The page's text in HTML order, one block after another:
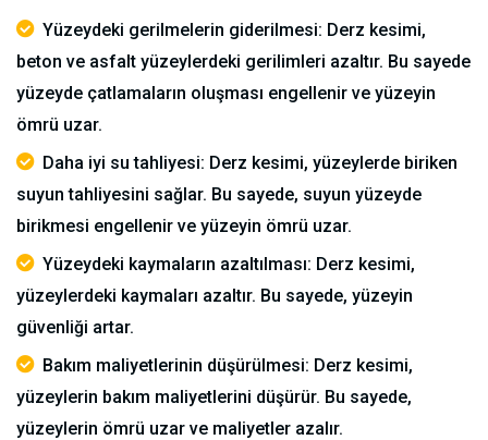
Yüzeydeki gerilmelerin giderilmesi: Derz kesimi,
beton ve asfalt yüzeylerdeki gerilimleri azaltır. Bu sayede
yüzeyde çatlamaların oluşması engellenir ve yüzeyin
ömrü uzar.
Daha iyi su tahliyesi: Derz kesimi, yüzeylerde biriken
suyun tahliyesini sağlar. Bu sayede, suyun yüzeyde
birikmesi engellenir ve yüzeyin ömrü uzar.
Yüzeydeki kaymaların azaltılması: Derz kesimi,
yüzeylerdeki kaymaları azaltır. Bu sayede, yüzeyin
güvenliği artar.
Bakım maliyetlerinin düşürülmesi: Derz kesimi,
yüzeylerin bakım maliyetlerini düşürür. Bu sayede,
yüzeylerin ömrü uzar ve maliyetler azalır.